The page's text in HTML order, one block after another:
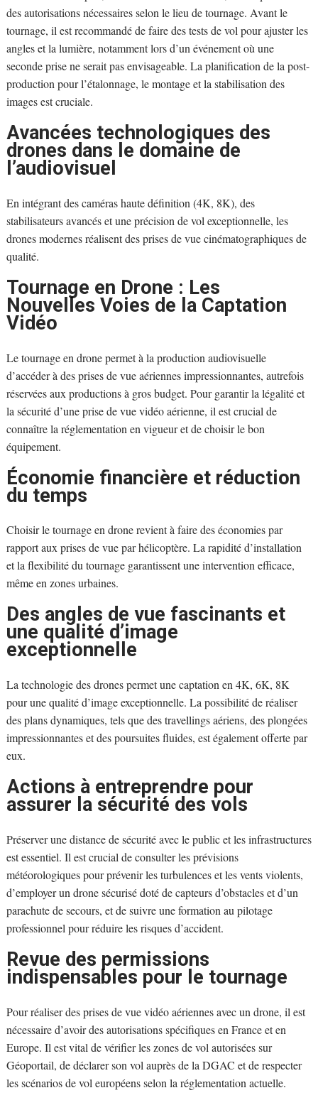
des autorisations nécessaires selon le lieu de tournage. Avant le
tournage, il est recommandé de faire des tests de vol pour ajuster les
angles et la lumière, notamment lors d’un événement où une
seconde prise ne serait pas envisageable. La planification de la post-
production pour l’étalonnage, le montage et la stabilisation des
images est cruciale.
Avancées technologiques des
drones dans le domaine de
l’audiovisuel
En intégrant des caméras haute définition (4K, 8K), des
stabilisateurs avancés et une précision de vol exceptionnelle, les
drones modernes réalisent des prises de vue cinématographiques de
qualité.
Tournage en Drone : Les
Nouvelles Voies de la Captation
Vidéo
Le tournage en drone permet à la production audiovisuelle
d’accéder à des prises de vue aériennes impressionnantes, autrefois
réservées aux productions à gros budget. Pour garantir la légalité et
la sécurité d’une prise de vue vidéo aérienne, il est crucial de
connaître la réglementation en vigueur et de choisir le bon
équipement.
Économie financière et réduction
du temps
Choisir le tournage en drone revient à faire des économies par
rapport aux prises de vue par hélicoptère. La rapidité d’installation
et la flexibilité du tournage garantissent une intervention efficace,
même en zones urbaines.
Des angles de vue fascinants et
une qualité d’image
exceptionnelle
La technologie des drones permet une captation en 4K, 6K, 8K
pour une qualité d’image exceptionnelle. La possibilité de réaliser
des plans dynamiques, tels que des travellings aériens, des plongées
impressionnantes et des poursuites fluides, est également offerte par
eux.
Actions à entreprendre pour
assurer la sécurité des vols
Préserver une distance de sécurité avec le public et les infrastructures
est essentiel. Il est crucial de consulter les prévisions
météorologiques pour prévenir les turbulences et les vents violents,
d’employer un drone sécurisé doté de capteurs d’obstacles et d’un
parachute de secours, et de suivre une formation au pilotage
professionnel pour réduire les risques d’accident.
Revue des permissions
indispensables pour le tournage
Pour réaliser des prises de vue vidéo aériennes avec un drone, il est
nécessaire d’avoir des autorisations spécifiques en France et en
Europe. Il est vital de vérifier les zones de vol autorisées sur
Géoportail, de déclarer son vol auprès de la DGAC et de respecter
les scénarios de vol européens selon la réglementation actuelle.